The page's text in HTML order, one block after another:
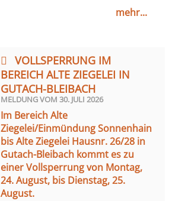
mehr...
VOLLSPERRUNG IM
BEREICH ALTE ZIEGELEI IN
GUTACH-BLEIBACH
MELDUNG VOM 30. JULI 2026
Im Bereich Alte
Ziegelei/Einmündung Sonnenhain
bis Alte Ziegelei Hausnr. 26/28 in
Gutach-Bleibach kommt es zu
einer Vollsperrung von Montag,
24. August, bis Dienstag, 25.
August.